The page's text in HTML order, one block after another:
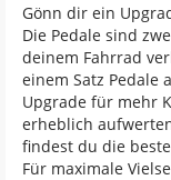
Gönn dir ein
Die Pedale sind
deinem Fahrrad
einem Satz Pedale
Upgrade für mehr
erheblich
findest du die
Für maximale